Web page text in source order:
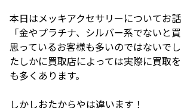
本日はメッキアクセサリーについてお話
「金やプラチナ、シルバー系でないと
思っているお客様も多いのではないでし
たしかに買取店によっては実際に買取
も多くあります。
しかしおたからやは違います！